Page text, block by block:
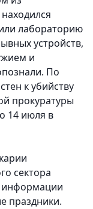
лабораторию
устройств,
и
По
к убийству
прокуратуры
14 июля в
сектора
информации
праздники.